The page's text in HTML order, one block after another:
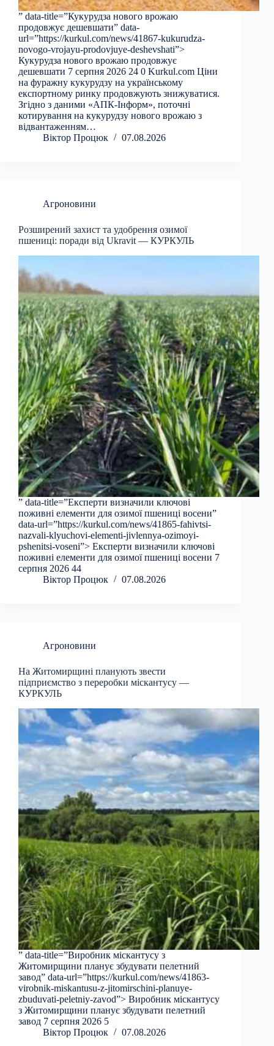
” data-title=”Кукурудза нового врожаю
продовжує дешевшати” data-
url=”https://kurkul.com/news/41867-kukurudza-
novogo-vrojayu-prodovjuye-deshevshati”>
Кукурудза нового врожаю продовжує
дешевшати 7 серпня 2026 24 0 Kurkul.com Ціни
на фуражну кукурудзу на українському
експортному ринку продовжують знижуватися.
Згідно з даними «АПК-Інформ», поточні
котирування на кукурудзу нового врожаю з
відвантаженням…
Віктор Процюк
07.08.2026
Агроновини
Розширений захист та удобрення озимої
пшениці: поради від Ukravit — КУРКУЛЬ
” data-title=”Експерти визначили ключові
поживні елементи для озимої пшениці восени”
data-url=”https://kurkul.com/news/41865-fahivtsi-
nazvali-klyuchovi-elementi-jivlennya-ozimoyi-
pshenitsi-voseni”> Експерти визначили ключові
поживні елементи для озимої пшениці восени 7
серпня 2026 44
Віктор Процюк
07.08.2026
Агроновини
На Житомирщині планують звести
підприємство з переробки міскантусу —
КУРКУЛЬ
” data-title=”Виробник міскантусу з
Житомирщини планує збудувати пелетний
завод” data-url=”https://kurkul.com/news/41863-
virobnik-miskantusu-z-jitomirschini-planuye-
zbuduvati-peletniy-zavod”> Виробник міскантусу
з Житомирщини планує збудувати пелетний
завод 7 серпня 2026 5
Віктор Процюк
07.08.2026